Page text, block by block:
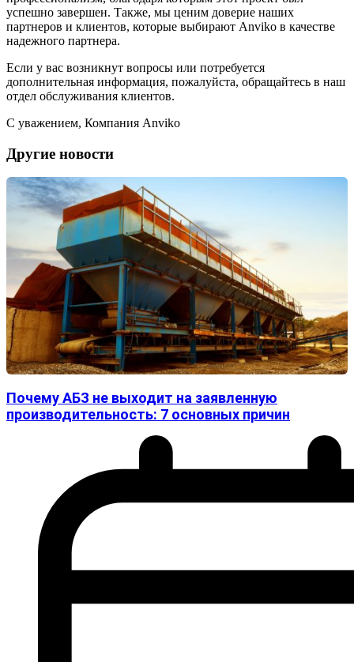
успешно завершен. Также, мы ценим доверие наших
партнеров и клиентов, которые выбирают Anviko в качестве
надежного партнера.
Если у вас возникнут вопросы или потребуется
дополнительная информация, пожалуйста, обращайтесь в наш
отдел обслуживания клиентов.
С уважением, Компания Anviko
Другие новости
Почему АБЗ не выходит на заявленную
производительность: 7 основных причин